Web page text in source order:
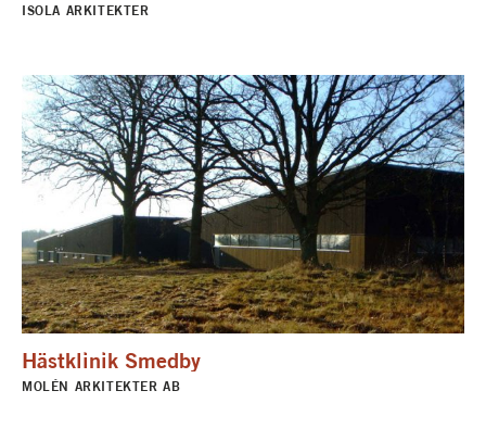
ISOLA ARKITEKTER
Hästklinik Smedby
MOLÉN ARKITEKTER AB